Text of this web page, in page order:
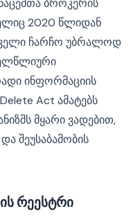
ბროკერის
2020 წლიდან
ჩარჩო უბრალოდ
ინფორმაციის
Act ამატებს
მყარი ვადებით,
შეუსაბამობის
რეესტრი